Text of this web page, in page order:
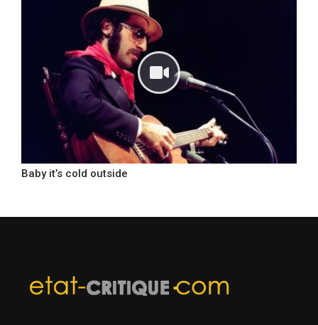
Baby it’s cold outside